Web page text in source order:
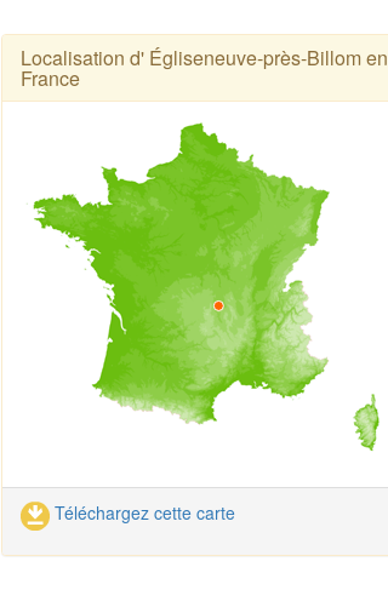
Localisation d' Égliseneuve-près-Billom en
France
Téléchargez cette carte